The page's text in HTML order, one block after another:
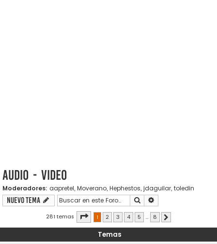
Audio - Video
Moderadores: aapretel, Moverano, Hephestos, jdaguilar, toledin
Nuevo Tema Buscar
281 temas Página de
1 2 3 4 5 … 8
Temas